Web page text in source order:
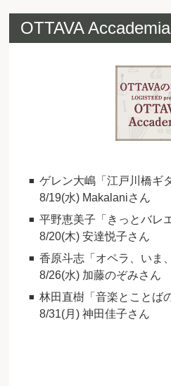
OTTAVA Accademia
ゲレン大嶋「江戸川橋ギ
8/19(水) Makalaniさん
平野恵美子「きっとバレ
8/20(木) 安達悦子さん
香原斗志「オペラ、いま
8/26(水) 加藤のぞみさん
林田直樹「音楽とことば
8/31(月) 神田佳子さん